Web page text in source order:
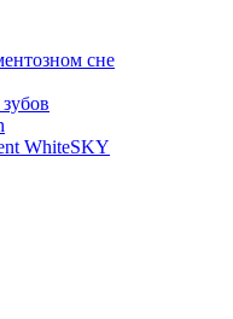
сне
WhiteSKY